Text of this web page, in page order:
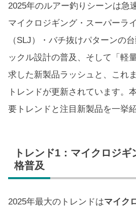
2025年のルアー釣りシーンは急
マイクロジギング・スーパーラ
（SLJ）・バチ抜けパターンの
ックル設計の普及、そして「軽
求した新製品ラッシュと、これ
トレンドが更新されています。
要トレンドと注目新製品を一挙
トレンド1：マイクロジ
格普及
2025年最大のトレンドはマイク